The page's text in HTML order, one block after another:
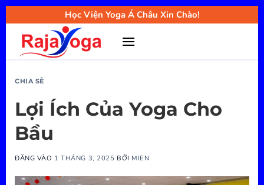
Bỏ
qua
nội
Học Viện Yoga Á Châu Xin Chào!
CHIA SẺ
Lợi Ích Của Yoga Cho
Bầu
ĐĂNG VÀO 1 THÁNG 3, 2025 BỞI MIEN